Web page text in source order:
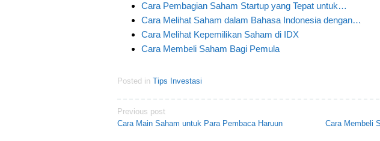
Cara Pembagian Saham Startup yang Tepat untuk…
Cara Melihat Saham dalam Bahasa Indonesia dengan…
Cara Melihat Kepemilikan Saham di IDX
Cara Membeli Saham Bagi Pemula
Posted in Tips Investasi
Post
navigation
Previous post
Cara Main Saham untuk Para Pembaca Haruun
Cara Membeli